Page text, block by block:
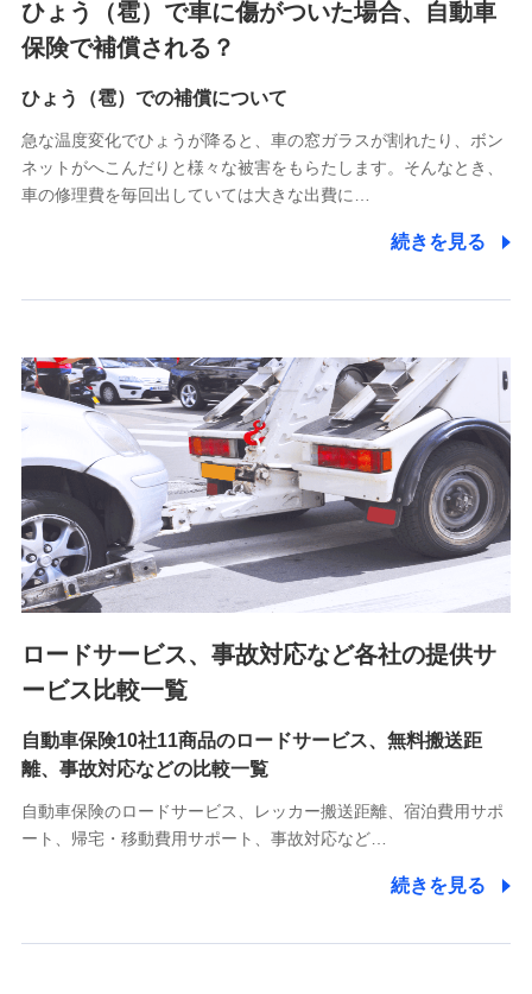
4.家族・友達紹介にて取得した個人情報
被紹介者への連絡、及び当社と取引のあるもしくは委託を受
けている保険会社・提携会社の保険その他に関する情報を提
供し、金融商品等の契約を勧奨するため
アンケートやキャンペーン等の実施のため
上記に係る連絡・手続き・管理等付帯業務を行うため
5.通話録音にて取得する情報
7.社員（従業者）の個人情報
人事･勤怠･健康・労務等の管理、給与支給、福利厚生・採用
退職関連処理等の各種手続きのため、当社と従業員または従
業員同士の連絡のため
8.取引先個人情報
取引先としての選定業務、営業情報の提供業務、契約締結手
続き業務、取引管理業務、およびこれらに準ずる業務の遂行
のため
9.お問い合わせ情報
各種お問い合わせに対応するため
10.受託業務の 個人情報
受託業務の遂行およびこれらに準ずる業務の遂行のため
11.マイカー通勤管理クラウド並びに法人向けASPサー
をお送りするため
ひょう（雹）で車に傷がついた場合、自動車
保険で補償される？
ひょう（雹）での補償について
急な温度変化でひょうが降ると、車の窓ガラスが割れたり、ボン
ネットがへこんだりと様々な被害をもらたします。そんなとき、
車の修理費を毎回出していては大きな出費に…
続きを見る
ロードサービス、事故対応など各社の提供サ
ービス比較一覧
自動車保険10社11商品のロードサービス、無料搬送距
離、事故対応などの比較一覧
自動車保険のロードサービス、レッカー搬送距離、宿泊費用サポ
ート、帰宅・移動費用サポート、事故対応など…
続きを見る